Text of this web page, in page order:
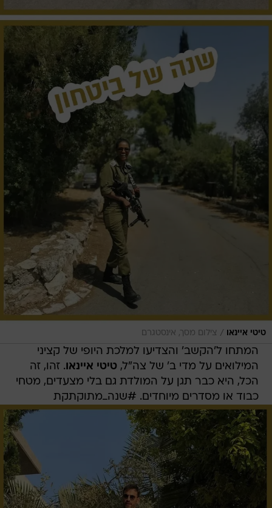
טיטי איינאו / צילום מסך, אינסטגרם
המתחו ל'הקשב' והצדיעו למלכת היופי של קציני
המילואים על מדי ב' של צה"ל,טיטי איינאו. זהו, זה
הכל, היא כבר תגן על המולדת גם בלי מצעדים, מטחי
כבוד או מסדרים מיוחדים. #שנה_מתוקתקת